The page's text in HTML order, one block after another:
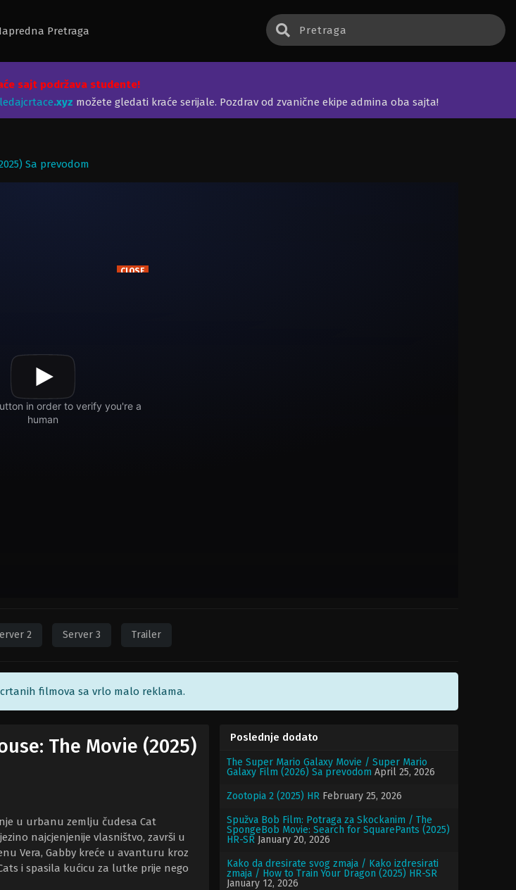
Pretraga
sajt podržava studente!
.xyz možete gledati kraće serijale. Pozdrav od zvanične ekipe admina oba sajta!
Sa prevodom
CLOSE
2 Server 3 Trailer
filmova sa vrlo malo reklama.
The Movie (2025)
u urbanu zemlju čudesa Cat
najcjenjenije vlasništvo, završi u
Vera, Gabby kreće u avanturu kroz
i spasila kućicu za lutke prije nego
Poslednje dodato
The Super Mario Galaxy Movie / Super Mario
Galaxy Film (2026) Sa prevodom April 25, 2026
Zootopia 2 (2025) HR February 25, 2026
Spužva Bob Film: Potraga za Skockanim / The
SpongeBob Movie: Search for SquarePants (2025)
HR-SR January 20, 2026
Kako da dresirate svog zmaja / Kako izdresirati
zmaja / How to Train Your Dragon (2025) HR-SR
January 12, 2026